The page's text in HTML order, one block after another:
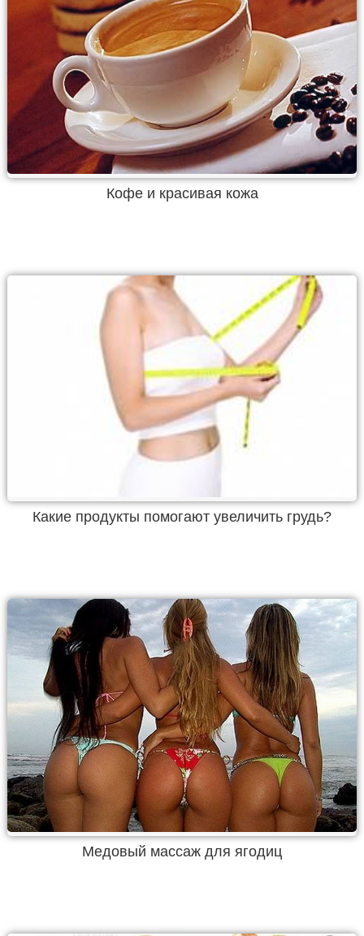
Кофе и красивая кожа
Какие продукты помогают увеличить грудь?
Медовый массаж для ягодиц